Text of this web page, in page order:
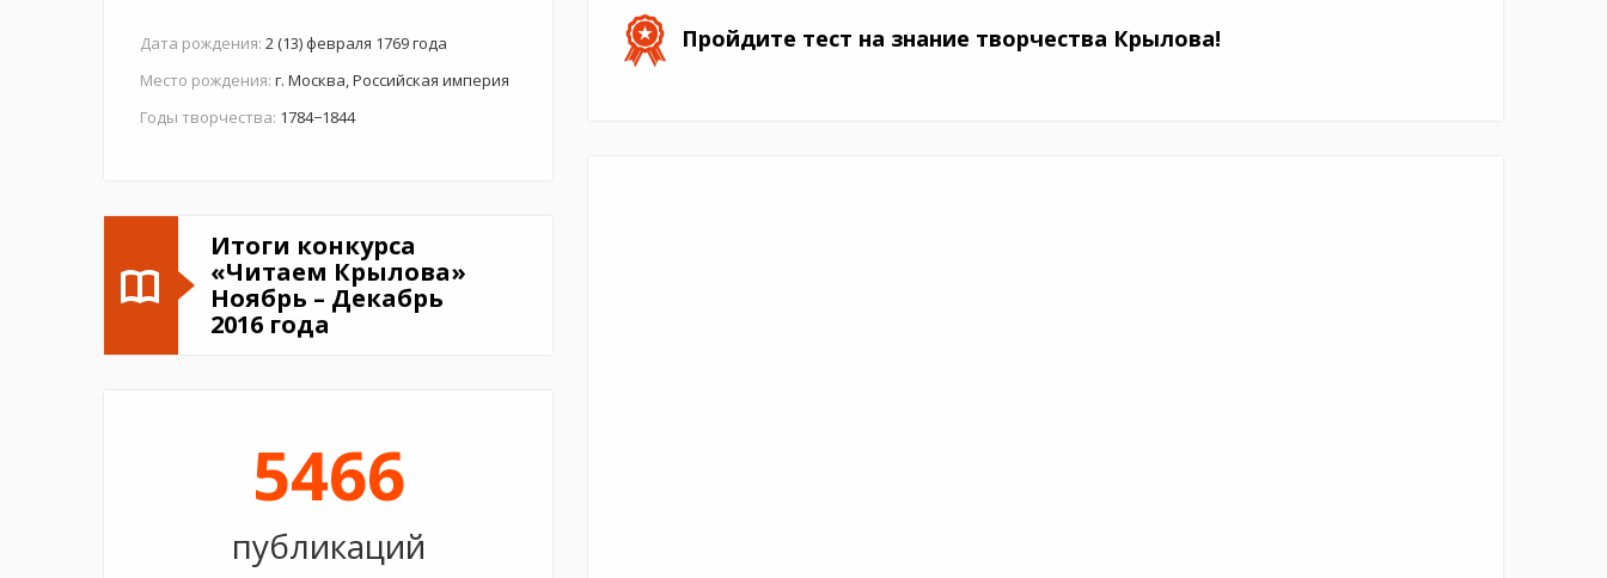
Дата рождения: 2 (13) февраля 1769 года
Место рождения: г. Москва, Российская империя
Годы творчества: 1784−1844
Итоги конкурса
«Читаем Крылова»
Ноябрь – Декабрь
2016 года
5466
публикаций
Пройдите тест на знание творчества Крылова!